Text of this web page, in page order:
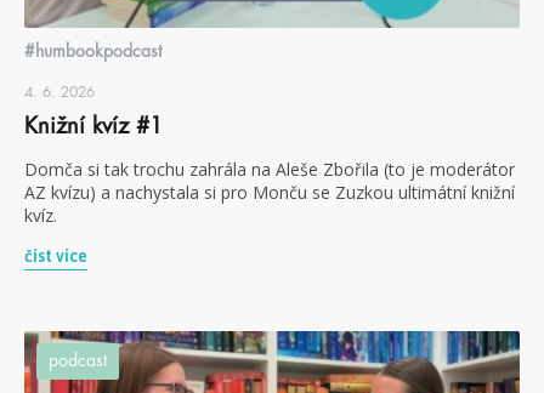
#humbookpodcast
4. 6. 2026
Knižní kvíz #1
Domča si tak trochu zahrála na Aleše Zbořila (to je moderátor
AZ kvízu) a nachystala si pro Monču se Zuzkou ultimátní knižní
kvíz.
číst více
podcast